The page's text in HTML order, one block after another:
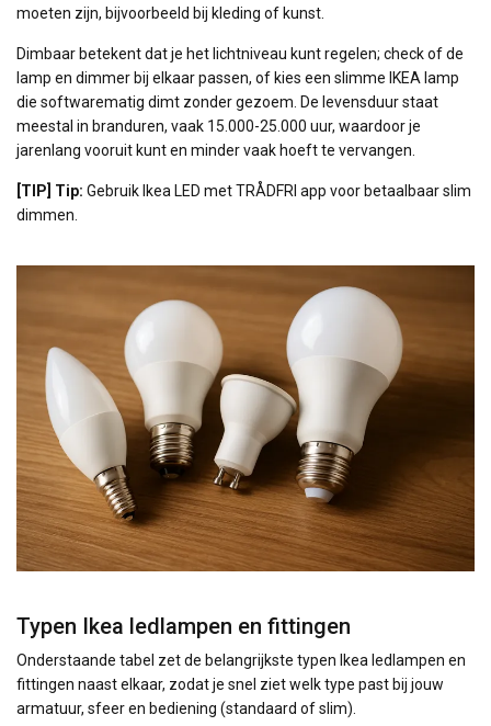
moeten zijn, bijvoorbeeld bij kleding of kunst.
Dimbaar betekent dat je het lichtniveau kunt regelen; check of de
lamp en dimmer bij elkaar passen, of kies een slimme IKEA lamp
die softwarematig dimt zonder gezoem. De levensduur staat
meestal in branduren, vaak 15.000-25.000 uur, waardoor je
jarenlang vooruit kunt en minder vaak hoeft te vervangen.
[TIP] Tip: Gebruik Ikea LED met TRÅDFRI app voor betaalbaar slim
dimmen.
Typen Ikea ledlampen en fittingen
Onderstaande tabel zet de belangrijkste typen Ikea ledlampen en
fittingen naast elkaar, zodat je snel ziet welk type past bij jouw
armatuur, sfeer en bediening (standaard of slim).